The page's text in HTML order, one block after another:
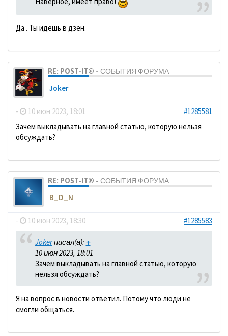
Да . Ты идешь в дзен.
RE: POST-IT® - СОБЫТИЯ ФОРУМА
Joker
- 10 июн 2023, 18:01
#1285581
Зачем выкладывать на главной статью, которую нельзя
обсуждать?
RE: POST-IT® - СОБЫТИЯ ФОРУМА
B_D_N
- 10 июн 2023, 18:30 #1285583
Jokerписал(а): ↑
10 июн 2023, 18:01
Зачем выкладывать на главной статью, которую
нельзя обсуждать?
Я на вопрос в новости ответил. Потому что люди не
смогли общаться.